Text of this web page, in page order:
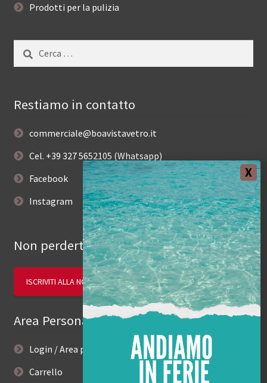
Prodotti per la pulizia
Ricerca
Restiamo in contatto
commerciale@boavistavetro.it
Cel. +39 327 5652105 (Whatsapp)
Facebook
Instagram
Non perderti le novità.
ISCRIVITI ALLA NOSTRA NEWSLETTER
Area Personale
Login / Area personale
Carrello